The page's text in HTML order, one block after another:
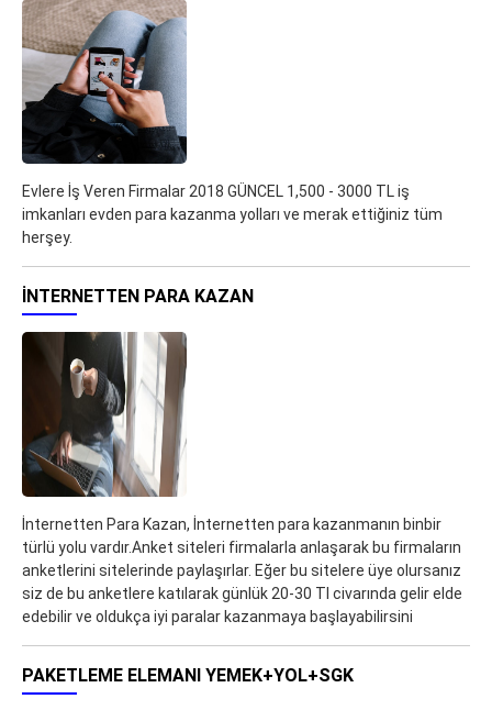
Evlere İş Veren Firmalar 2018 GÜNCEL 1,500 - 3000 TL iş
imkanları evden para kazanma yolları ve merak ettiğiniz tüm
herşey.
İNTERNETTEN PARA KAZAN
İnternetten Para Kazan, İnternetten para kazanmanın binbir
türlü yolu vardır.Anket siteleri firmalarla anlaşarak bu firmaların
anketlerini sitelerinde paylaşırlar. Eğer bu sitelere üye olursanız
siz de bu anketlere katılarak günlük 20-30 Tl civarında gelir elde
edebilir ve oldukça iyi paralar kazanmaya başlayabilirsini
PAKETLEME ELEMANI YEMEK+YOL+SGK